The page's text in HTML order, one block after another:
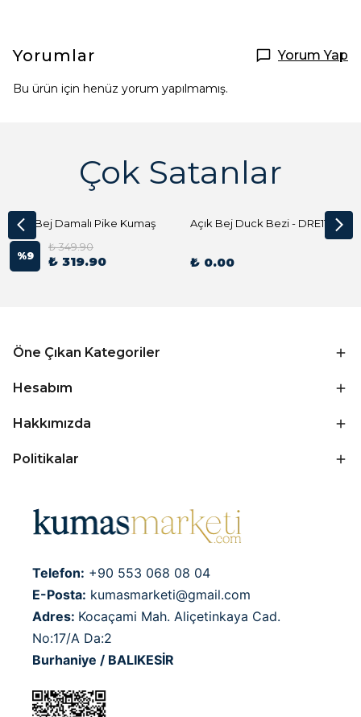
Yorumlar Yorum Yap
Bu ürün için henüz yorum yapılmamış.
Çok Satanlar
Açık Bej Damalı Pike Kumaş
%9
₺ 349.90
₺ 319.90
Açık Bej Duck Bezi - DRE1144 Kumaş Peçete
₺ 0.00
Öne Çıkan Kategoriler
Hesabım
Hakkımızda
Politikalar
Telefon: +90 553 068 08 04
E-Posta: kumasmarketi@gmail.com
Adres: Kocaçami Mah. Aliçetinkaya Cad.
No:17/A Da:2
Burhaniye / BALIKESİR